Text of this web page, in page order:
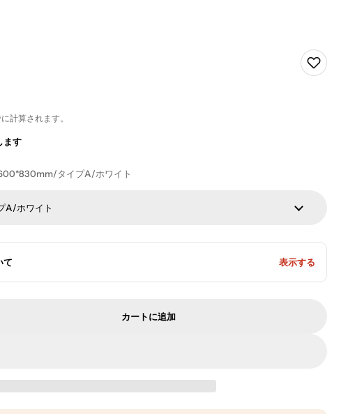
計算されます。
ます
タイプA/ホワイト
ホワイト
て 表示する
ー カウンター レジカウンター キャビネット 大容量
カウンター カウンター レジカウンター キャビネッ
カートに追加